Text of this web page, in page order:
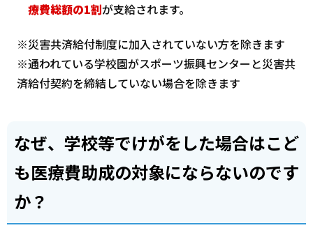
療費総額の1割が支給されます。
※災害共済給付制度に加入されていない方を除きます
※通われている学校園がスポーツ振興センターと災害共
済給付契約を締結していない場合を除きます
なぜ、学校等でけがをした場合はこど
も医療費助成の対象にならないのです
か？